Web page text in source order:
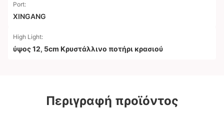
Port:
XINGANG
High Light:
ύψος 12, 5cm Κρυστάλλινο ποτήρι κρασιού
Περιγραφή προϊόντος